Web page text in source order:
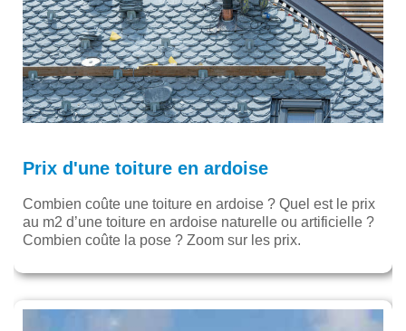
Prix d'une toiture en ardoise
Combien coûte une toiture en ardoise ? Quel est le prix
au m2 d’une toiture en ardoise naturelle ou artificielle ?
Combien coûte la pose ? Zoom sur les prix.